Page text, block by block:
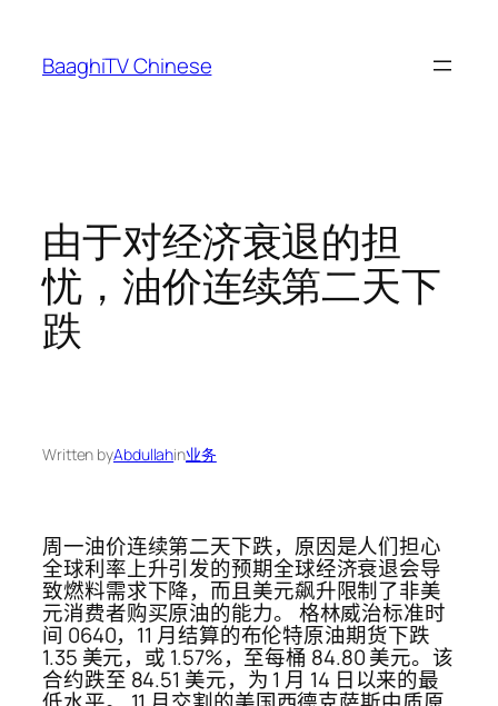
content
BaaghiTV Chinese
由于对经济衰退的担
忧，油价连续第二天下
跌
Written byAbdullahin业务
周一油价连续第二天下跌，原因是人们担心
全球利率上升引发的预期全球经济衰退会导
致燃料需求下降，而且美元飙升限制了非美
元消费者购买原油的能力。 格林威治标准时
间 0640，11 月结算的布伦特原油期货下跌
1.35 美元，或 1.57%，至每桶 84.80 美元。该
合约跌至 84.51 美元，为 1 月 14 日以来的最